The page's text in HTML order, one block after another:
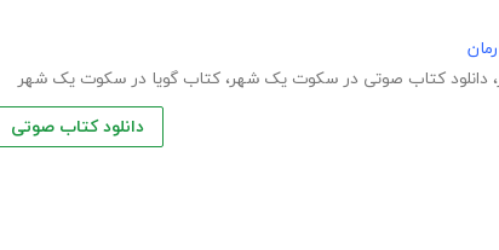
، دانلود کتاب صوتی در سکوت یک شهر، کتاب گویا در سکوت یک شهر
دانلود کتاب صوتی